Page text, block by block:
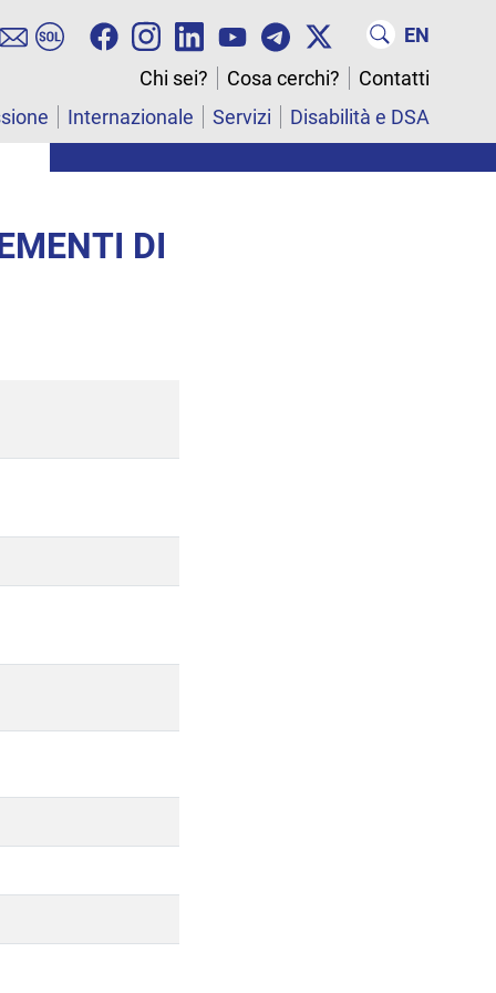
EN
Chi sei?
Cosa cerchi?
Contatti
Internazionale Servizi Disabilità e DSA
DI